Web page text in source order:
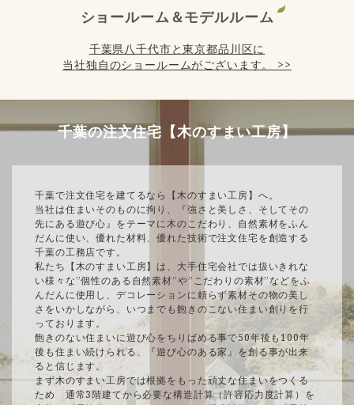
ショールーム＆モデルルーム
千葉県八千代市と東京都品川区に
当社独自のショールームがございます。 >>
千葉の注文住宅【木のすまい工房】
千葉で注文住宅を建てるなら【木のすまい工房】へ。
当社は住まいそのものに拘り、『強さと美しさ、そしてその
先にある遊び心』をテーマに木のこだわり、自然素材をふん
だんに使い、優れた材料、優れた技術で注文住宅を創造する
千葉の工務店です。
私たち【木のすまい工房】は、大手住宅会社では扱いきれな
い様々な”個性のある自然素材”や”こだわりの素材”などをふ
んだんに使用し、デコレーションに頼らず素材その物の美し
さをいかしながら、いつまでも飽きのこない住まい創りを行
っております。
飽きのない住まいに遊び心をちりばめる事で50年後も100年
後も住まい続けられる、『遊び心のある家』を創る事が出来
ると信じます。
まず木のすまい工房では根拠をもった頑丈な住まいをつくる
ため 通常3階建てから必要な構造計算（許容応力度計算）を